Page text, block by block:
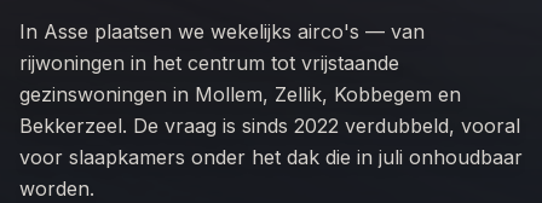
In Asse plaatsen we wekelijks airco's — van
rijwoningen in het centrum tot vrijstaande
gezinswoningen in Mollem, Zellik, Kobbegem en
Bekkerzeel. De vraag is sinds 2022 verdubbeld, vooral
voor slaapkamers onder het dak die in juli onhoudbaar
worden.